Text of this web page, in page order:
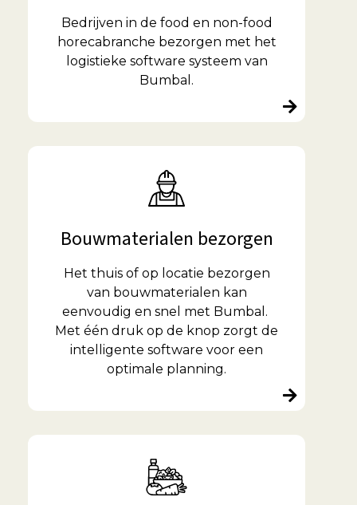
Bedrijven in de food en non-food
horecabranche bezorgen met het
logistieke software systeem van
Bumbal.
Bouwmaterialen bezorgen
Het thuis of op locatie bezorgen
van bouwmaterialen kan
eenvoudig en snel met Bumbal.
Met één druk op de knop zorgt de
intelligente software voor een
optimale planning.